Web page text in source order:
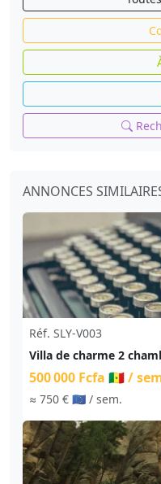
ANNONCES
Réf. SLY-V003
Villa de charme 2
500 000 Fcfa 🇸🇳/
≈ 750 € 🇪🇺 / sem.